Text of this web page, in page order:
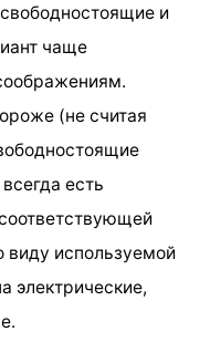
и
чаще
(не считая
есть
используемой
электрические,